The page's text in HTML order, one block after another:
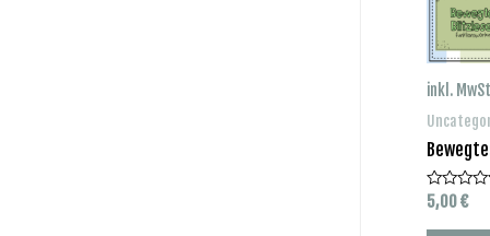
inkl.
Bewertet
mit
0
5,00€